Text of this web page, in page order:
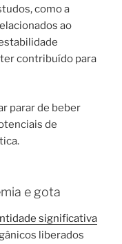
como a
ao
contribuído para
parar de beber
de
e gota
significativa
liberados